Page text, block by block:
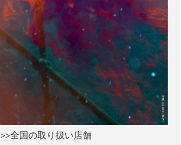
>>全国の取り扱い店舗